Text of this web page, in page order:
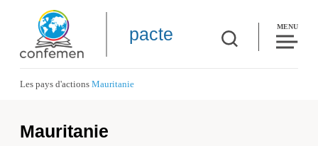
pacte MENU
Les pays d'actions Mauritanie
Mauritanie